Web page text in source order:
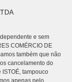
e sem
COMÉRCIO DE
também que não
cancelamento do
tampouco
apenas pelo